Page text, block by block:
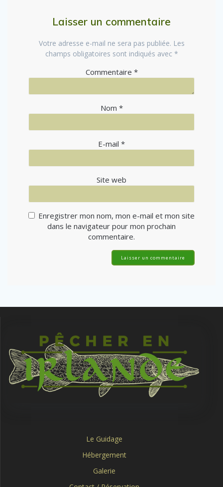
Laisser un commentaire
Votre adresse e-mail ne sera pas publiée. Les
champs obligatoires sont indiqués avec *
Commentaire *
Nom *
E-mail *
Site web
Enregistrer mon nom, mon e-mail et mon site
dans le navigateur pour mon prochain
commentaire.
Le Guidage
Hébergement
Galerie